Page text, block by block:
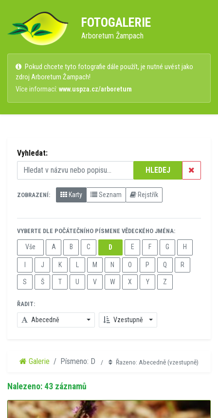
FOTOGALERIE
Arboretum Žampach
Pokud chcete tyto fotografie dále použít, je nutné uvést jako
zdroj Arboretum Žampach!
Více informací: www.uspza.cz/arboretum
Vyhledat:
HLEDEJ
ZOBRAZENÍ: Karty Seznam Rejstřík
VYBERTE DLE POČÁTEČNÍHO PÍSMENE VĚDECKÉHO JMÉNA:
Vše A B C D E F G H
J K M N O P Q R
S Š T U V W X Y Z
ŘADIT:
Abecedně Vzestupně
Galerie Písmeno: D Řazeno: Abecedně (vzestupně)
Nalezeno: 43 záznamů